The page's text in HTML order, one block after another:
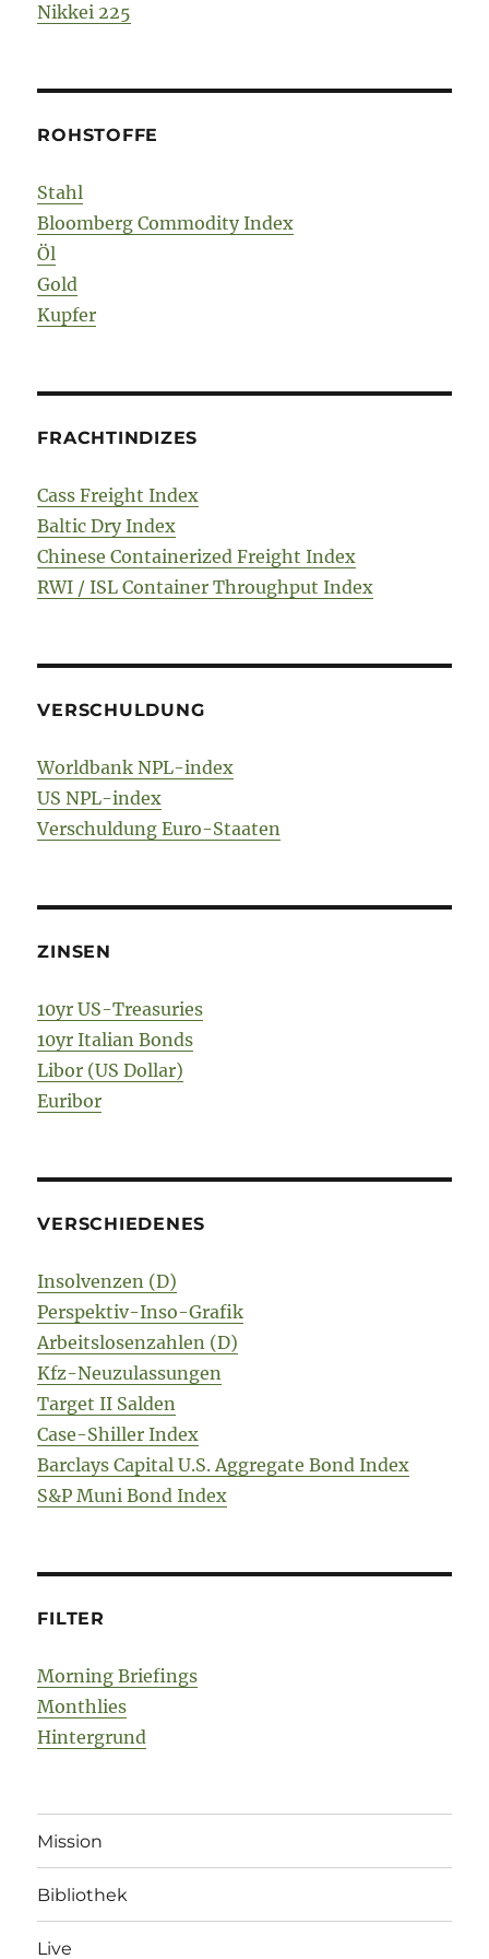
Nikkei 225
ROHSTOFFE
Stahl
Bloomberg Commodity Index
Öl
Gold
Kupfer
FRACHTINDIZES
Cass Freight Index
Baltic Dry Index
Chinese Containerized Freight Index
RWI / ISL Container Throughput Index
VERSCHULDUNG
Worldbank NPL-index
US NPL-index
Verschuldung Euro-Staaten
ZINSEN
10yr US-Treasuries
10yr Italian Bonds
Libor (US Dollar)
Euribor
VERSCHIEDENES
Insolvenzen (D)
Perspektiv-Inso-Grafik
Arbeitslosenzahlen (D)
Kfz-Neuzulassungen
Target II Salden
Case-Shiller Index
Barclays Capital U.S. Aggregate Bond Index
S&P Muni Bond Index
FILTER
Morning Briefings
Monthlies
Hintergrund
Mission
Bibliothek
Live